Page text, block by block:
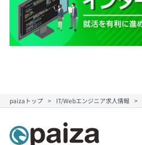
paizaトップ IT/Webエンジニア求人情報